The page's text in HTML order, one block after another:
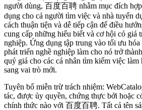
người dùng, 百度百聘 nhằm mục đích
dụng cho cả người tìm việc và nhà tuyển
cách thuận tiện và dễ tiếp cận để điều
cung cấp những hiểu biết và cơ hội có giá
nghiệp. Ứng dụng tập trung vào tối ưu
phát triển nghề nghiệp làm cho nó trở
quý giá cho các cá nhân tìm kiếm việc làm
sang vai trò mới.
Tuyên bố miễn trừ trách nhiệm:
tác, được ủy quyền, chứng thực bởi hoặc
chính thức nào với 百度百聘. Tất cả tên